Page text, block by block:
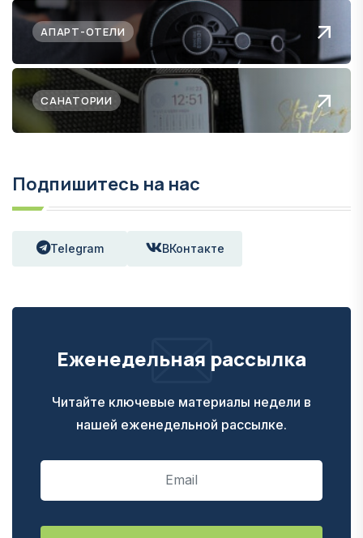
АПАРТ-ОТЕЛИ
САНАТОРИИ
Подпишитесь на нас
Telegram ВКонтакте
Еженедельная рассылка
Читайте ключевые материалы недели в
нашей еженедельной рассылке.